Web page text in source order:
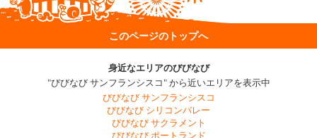
このページのトップへ
身近なエリアのびびなび
"びびなび サンフランシスコ" から近いエリアを表示中
びびなび サンフランシスコ
びびなび シリコンバレー
びびなび サクラメント
びびなび ポートランド